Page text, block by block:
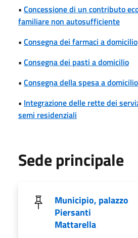
• Concessione di un contributo
familiare non autosufficiente
• Consegna dei farmaci a domicilio
• Consegna dei pasti a domicilio
• Consegna della spesa a domicilio
• Integrazione delle rette dei
semi residenziali
Sede principale
Municipio, palazzo
Piersanti
Mattarella